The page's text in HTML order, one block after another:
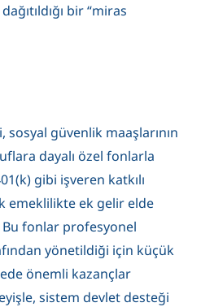
bir “miras
sosyal güvenlik maaşlarının
dayalı özel fonlarla
gibi işveren katkılı
emeklilikte ek gelir elde
Bu fonlar profesyonel
yönetildiği için küçük
önemli kazançlar
sistem devlet desteği